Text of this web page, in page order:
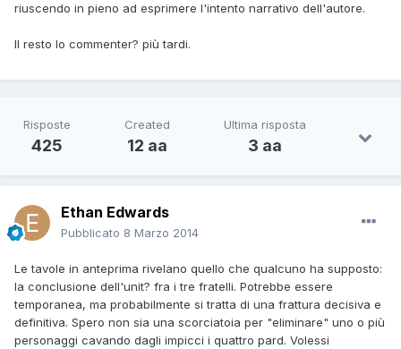
riuscendo in pieno ad esprimere l'intento narrativo dell'autore.
Il resto lo commenter? più tardi.
Risposte
425
Created
12 aa
Ultima risposta
3 aa
Ethan Edwards
Pubblicato 8 Marzo 2014
Le tavole in anteprima rivelano quello che qualcuno ha supposto:
la conclusione dell'unit? fra i tre fratelli. Potrebbe essere
temporanea, ma probabilmente si tratta di una frattura decisiva e
definitiva. Spero non sia una scorciatoia per "eliminare" uno o più
personaggi cavando dagli impicci i quattro pard. Volessi